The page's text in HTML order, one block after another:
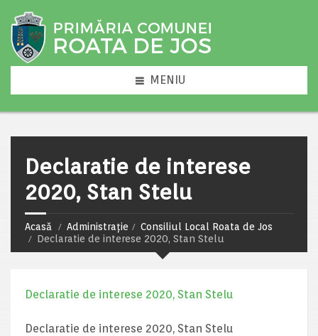
MENIU
Declaratie de interese
2020, Stan Stelu
Acasă Administrație
Consiliul Local Roata de Jos
Declaratie de interese 2020, Stan Stelu
Declaratie de interese 2020, Stan Stelu
Declaratie de interese 2020, Stan Stelu